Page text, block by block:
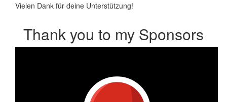
Vielen Dank für deine Unterstützung!
Thank you to my Sponsors